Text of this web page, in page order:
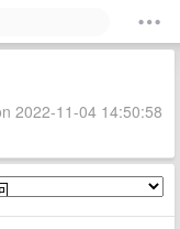
2022-11-04 14:50:58